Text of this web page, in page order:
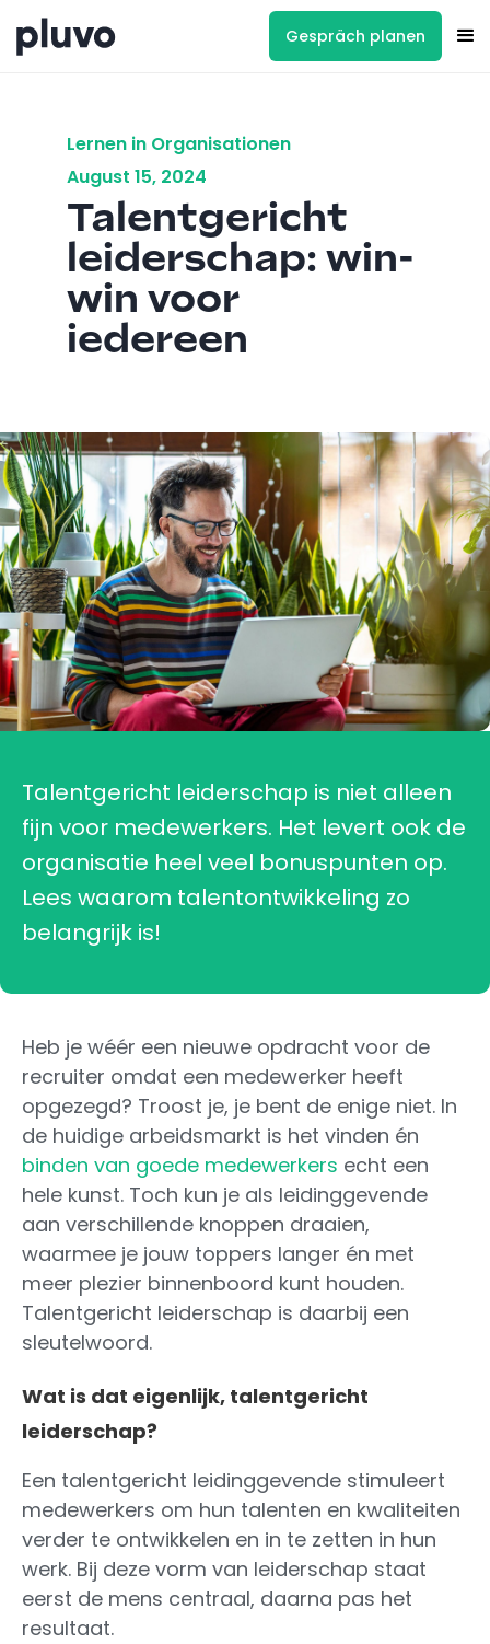
Gespräch planen
Lernen in Organisationen
August 15, 2024
Talentgericht
leiderschap: win-
win voor
iedereen
Talentgericht leiderschap is niet alleen
fijn voor medewerkers. Het levert ook de
organisatie heel veel bonuspunten op.
Lees waarom talentontwikkeling zo
belangrijk is!
Heb je wéér een nieuwe opdracht voor de
recruiter omdat een medewerker heeft
opgezegd? Troost je, je bent de enige niet. In
de huidige arbeidsmarkt is het vinden én
binden van goede medewerkers echt een
hele kunst. Toch kun je als leidinggevende
aan verschillende knoppen draaien,
waarmee je jouw toppers langer én met
meer plezier binnenboord kunt houden.
Talentgericht leiderschap is daarbij een
sleutelwoord.
Wat is dat eigenlijk, talentgericht
leiderschap?
Een talentgericht leidinggevende stimuleert
medewerkers om hun talenten en kwaliteiten
verder te ontwikkelen en in te zetten in hun
werk. Bij deze vorm van leiderschap staat
eerst de mens centraal, daarna pas het
resultaat.